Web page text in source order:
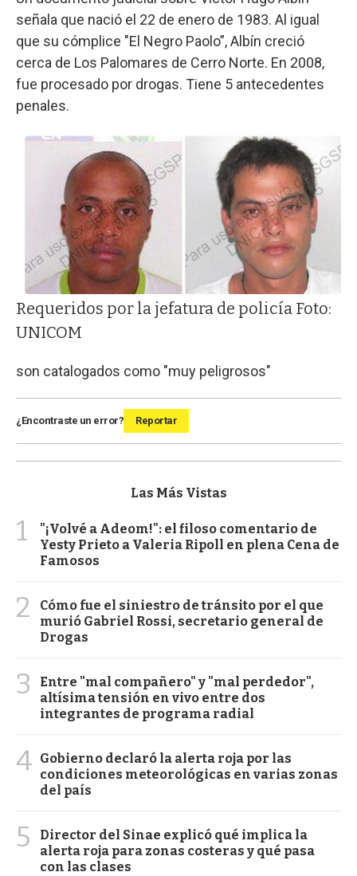
señala que nació el 22 de enero de 1983. Al igual
que su cómplice "El Negro Paolo”, Albín creció
cerca de Los Palomares de Cerro Norte. En 2008,
fue procesado por drogas. Tiene 5 antecedentes
penales.
Requeridos por la jefatura de policía Foto:
UNICOM
son catalogados como "muy peligrosos"
¿Encontraste un error? Reportar
Las Más Vistas
1
"¡Volvé a Adeom!": el filoso comentario de
Yesty Prieto a Valeria Ripoll en plena Cena de
Famosos
2
Cómo fue el siniestro de tránsito por el que
murió Gabriel Rossi, secretario general de
Drogas
3
Entre "mal compañero" y "mal perdedor",
altísima tensión en vivo entre dos
integrantes de programa radial
4 Gobierno declaró la alerta roja por las
condiciones meteorológicas en varias zonas
del país
5
Director del Sinae explicó qué implica la
alerta roja para zonas costeras y qué pasa
con las clases